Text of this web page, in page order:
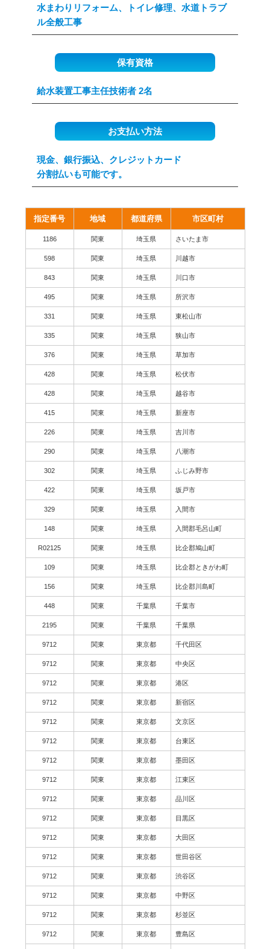
水まわりリフォーム、トイレ修理、水道トラブ
ル全般工事
保有資格
給水装置工事主任技術者 2名
お支払い方法
現金、銀行振込、クレジットカード
分割払いも可能です。
指定番号 地域 都道府県 市区町村
1186 関東 埼玉県 さいたま市
598 関東 埼玉県 川越市
843 関東 埼玉県 川口市
495 関東 埼玉県 所沢市
331 関東 埼玉県 東松山市
335 関東 埼玉県 狭山市
376 関東 埼玉県 草加市
428 関東 埼玉県 松伏市
428 関東 埼玉県 越谷市
415 関東 埼玉県 新座市
226 関東 埼玉県 吉川市
290 関東 埼玉県 八潮市
302 関東 埼玉県 ふじみ野市
422 関東 埼玉県 坂戸市
329 関東 埼玉県 入間市
148 関東 埼玉県 入間郡毛呂山町
R02125 関東 埼玉県 比企郡鳩山町
109 関東 埼玉県 比企郡ときがわ町
156 関東 埼玉県 比企郡川島町
448 関東 千葉県 千葉市
2195 関東 千葉県 千葉県
9712 関東 東京都 千代田区
9712 関東 東京都 中央区
9712 関東 東京都 港区
9712 関東 東京都 新宿区
9712 関東 東京都 文京区
9712 関東 東京都 台東区
9712 関東 東京都 墨田区
9712 関東 東京都 江東区
9712 関東 東京都 品川区
9712 関東 東京都 目黒区
9712 関東 東京都 大田区
9712 関東 東京都 世田谷区
9712 関東 東京都 渋谷区
9712 関東 東京都 中野区
9712 関東 東京都 杉並区
9712 関東 東京都 豊島区